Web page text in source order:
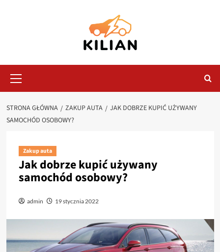
główne
STRONA GŁÓWNA ZAKUP AUTA
JAK DOBRZE KUPIĆ UŻYWANY
SAMOCHÓD OSOBOWY?
Zakup auta
Jak dobrze kupić używany
samochód osobowy?
admin 19 stycznia 2022